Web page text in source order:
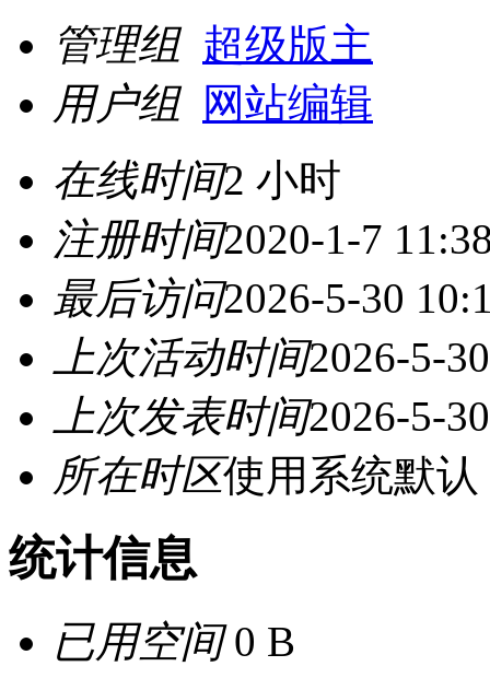
管理组 超级版主
用户组 网站编辑
在线时间2 小时
注册时间2020-1-7
最后访问2026-5-30
上次活动时间2026-5-
上次发表时间2026-5-
所在时区使用系统默认
统计信息
已用空间0 B